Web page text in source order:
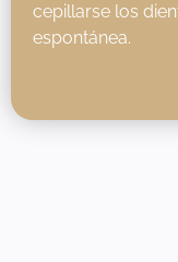
cepillarse los
espontánea.